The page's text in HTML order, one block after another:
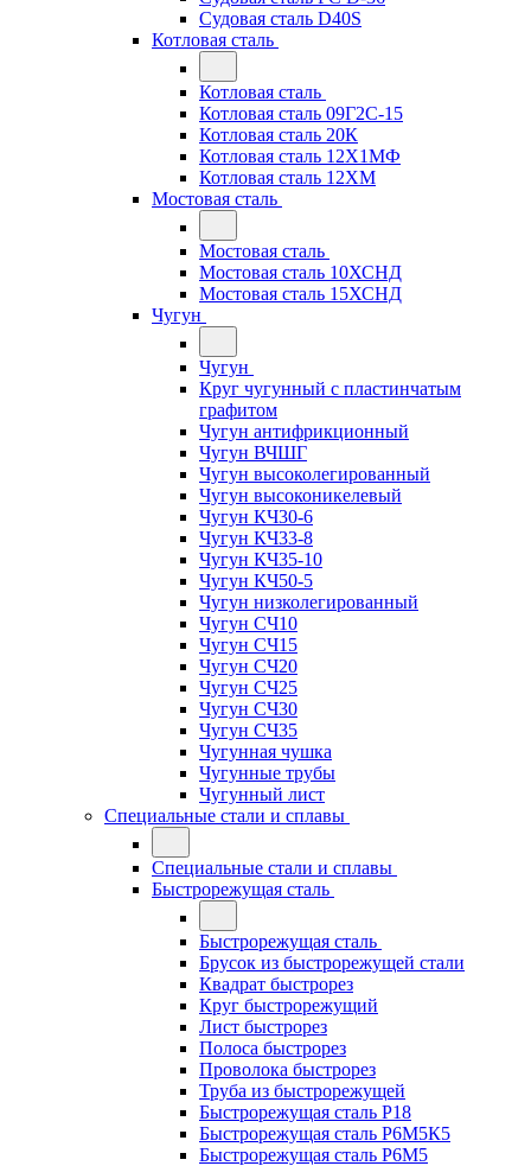
Судовая сталь D40S
Котловая сталь
Котловая сталь
Котловая сталь 09Г2С-15
Котловая сталь 20К
Котловая сталь 12Х1МФ
Котловая сталь 12ХМ
Мостовая сталь
Мостовая сталь
Мостовая сталь 10ХСНД
Мостовая сталь 15ХСНД
Чугун
Чугун
Круг чугунный с пластинчатым
графитом
Чугун антифрикционный
Чугун ВЧШГ
Чугун высоколегированный
Чугун высоконикелевый
Чугун КЧ30-6
Чугун КЧ33-8
Чугун КЧ35-10
Чугун КЧ50-5
Чугун низколегированный
Чугун СЧ10
Чугун СЧ15
Чугун СЧ20
Чугун СЧ25
Чугун СЧ30
Чугун СЧ35
Чугунная чушка
Чугунные трубы
Чугунный лист
Специальные стали и сплавы
Специальные стали и сплавы
Быстрорежущая сталь
Быстрорежущая сталь
Брусок из быстрорежущей стали
Квадрат быстрорез
Круг быстрорежущий
Лист быстрорез
Полоса быстрорез
Проволока быстрорез
Труба из быстрорежущей
Быстрорежущая сталь Р18
Быстрорежущая сталь Р6М5К5
Быстрорежущая сталь Р6М5